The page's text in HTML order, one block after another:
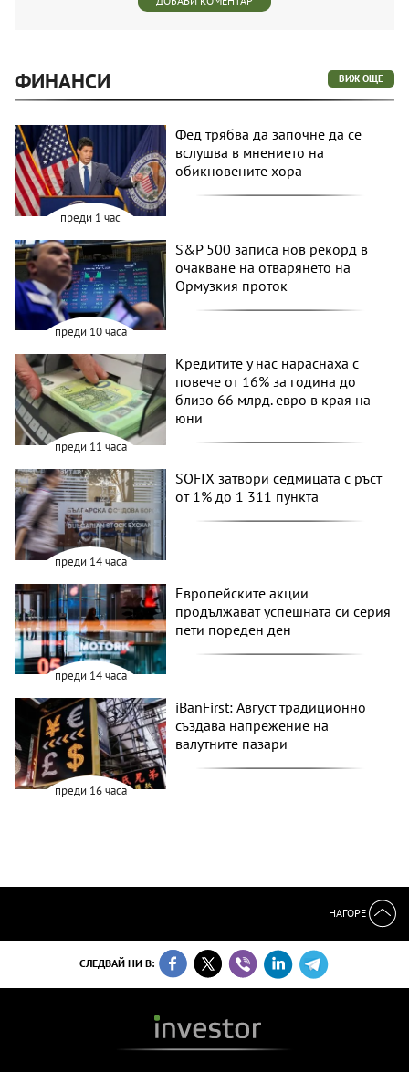
ФИНАНСИ ВИЖ ОЩЕ
преди 1 час
Фед трябва да започне да се
вслушва в мнението на
обикновените хора
преди 10 часа
S&P 500 записа нов рекорд в
очакване на отварянето на
Ормузкия проток
преди 11 часа
Кредитите у нас нараснаха с
повече от 16% за година до
близо 66 млрд. евро в края на
юни
преди 14 часа
SOFIX затвори седмицата с ръст
от 1% до 1 311 пункта
преди 14 часа
Европейските акции
продължават успешната си серия
пети пореден ден
преди 16 часа
iBanFirst: Август традиционно
създава напрежение на
валутните пазари
НАГОРЕ
СЛЕДВАЙ НИ В: